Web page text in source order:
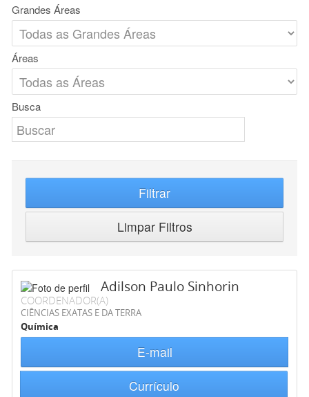
Grandes Áreas
Áreas
Busca
Filtrar
Limpar Filtros
Adilson Paulo Sinhorin
COORDENADOR(A)
CIÊNCIAS EXATAS E DA TERRA
Química
E-mail
Currículo